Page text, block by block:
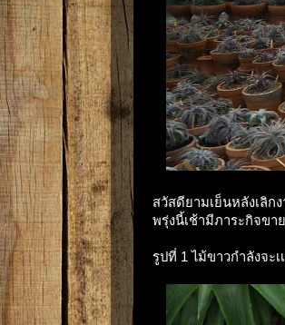
สวัสดียามเย็นหลังเลิก
พรุ่งนี้เช้ามีภาระกิจขา
รูปที่ 1 ไม้ขาวกำลังจะเ